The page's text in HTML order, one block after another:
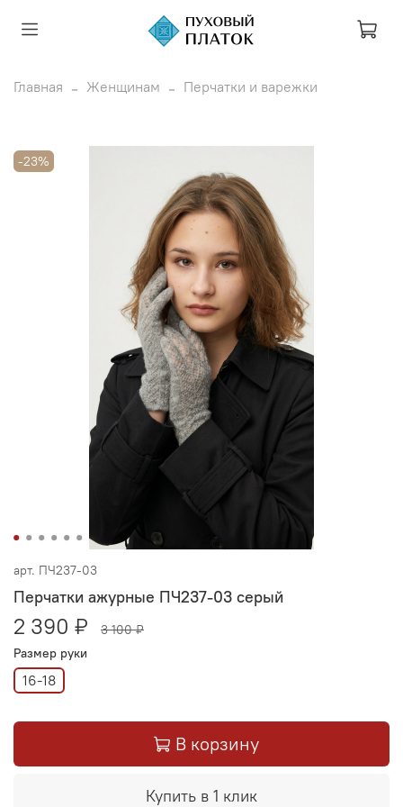
Главная Женщинам Перчатки и варежки
-23%
арт. ПЧ237-03
Перчатки ажурные ПЧ237-03 серый
2 390 ₽
3 100 ₽
Размер руки
16-18
В корзину
Купить в 1 клик